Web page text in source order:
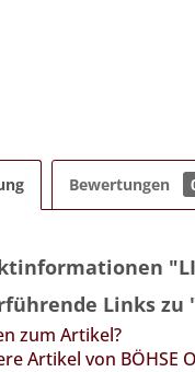
Bewertungen
Links zu
zum Artikel?
Artikel von BÖHSE